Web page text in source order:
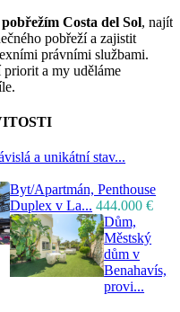
pobřežím Costa del Sol, najít
pobřeží a zajistit
právními službami.
priorit a my uděláme
a unikátní stav...
Byt/Apartmán, Penthouse
Duplex v La... 444.000 €
Dům,
Městský
dům v
Benahavís,
provi...